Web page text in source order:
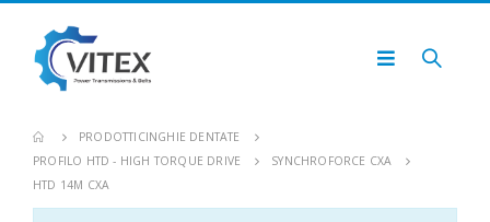
PRODOTTI CINGHIE DENTATE
PROFILO HTD - HIGH TORQUE DRIVE
SYNCHROFORCE CXA
HTD 14M CXA